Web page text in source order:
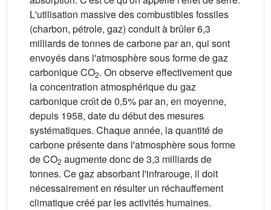
L'utilisation massive des combustibles fossiles
(charbon, pétrole, gaz) conduit à brûler 6,3
milliards de tonnes de carbone par an, qui sont
envoyés dans l'atmosphère sous forme de gaz
carbonique CO2. On observe effectivement que
la concentration atmosphérique du gaz
carbonique croı̂t de 0,5% par an, en moyenne,
depuis 1958, date du début des mesures
systématiques. Chaque année, la quantité de
carbone présente dans l'atmosphère sous forme
de CO2 augmente donc de 3,3 milliards de
tonnes. Ce gaz absorbant l'infrarouge, il doit
nécessairement en résulter un réchauffement
climatique créé par les activités humaines.